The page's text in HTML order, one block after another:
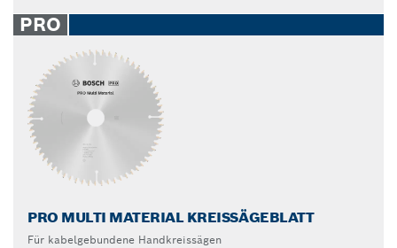
PRO
PRO MULTI MATERIAL KREISSÄGEBLATT
Für kabelgebundene Handkreissägen